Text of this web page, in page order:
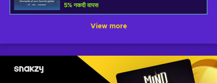
5% नकदी वापस
View more